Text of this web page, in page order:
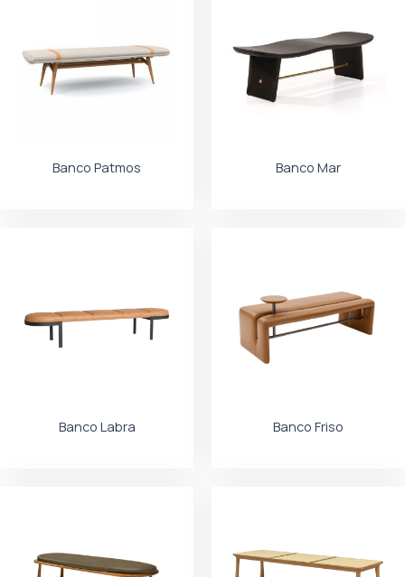
Banco Patmos Banco Mar
Banco Labra Banco Friso